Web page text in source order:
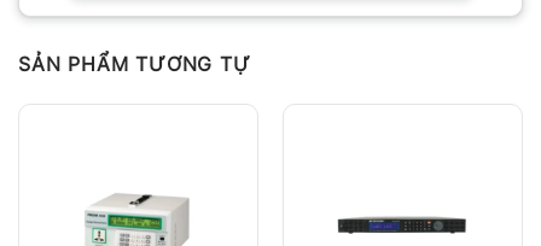
SẢN PHẨM TƯƠNG TỰ